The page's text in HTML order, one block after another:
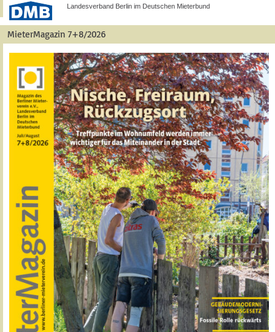
Landesverband Berlin im Deutschen Mieterbund
MieterMagazin 7+8/2026